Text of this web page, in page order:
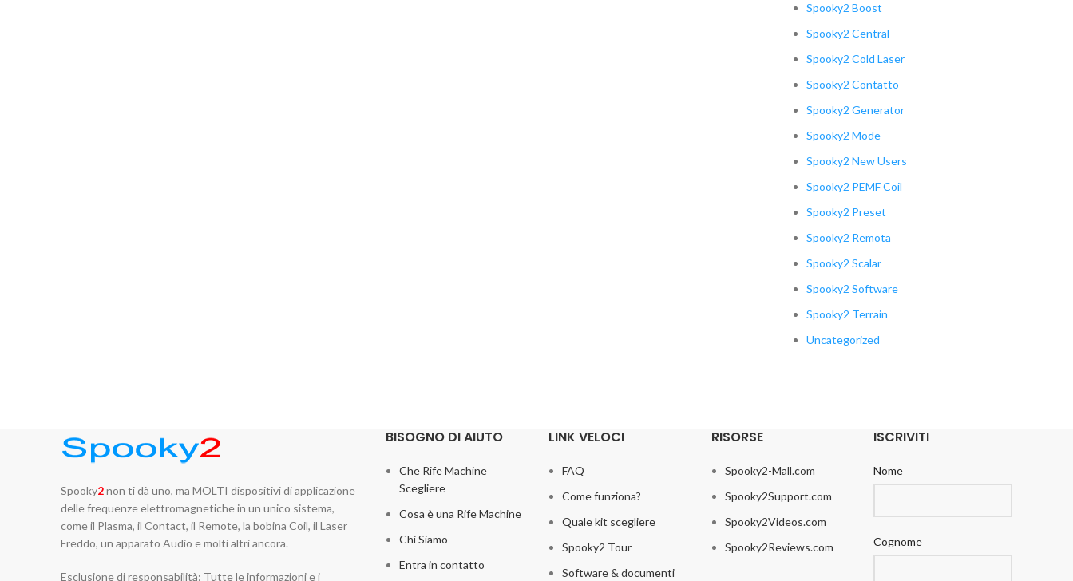
Spooky2 Boost
Spooky2 Central
Spooky2 Cold Laser
Spooky2 Contatto
Spooky2 Generator
Spooky2 Mode
Spooky2 New Users
Spooky2 PEMF Coil
Spooky2 Preset
Spooky2 Remota
Spooky2 Scalar
Spooky2 Software
Spooky2 Terrain
Uncategorized
Spooky2non ti dà uno, ma MOLTI dispositivi di applicazione
delle frequenze elettromagnetiche in un unico sistema,
come il Plasma, il Contact, il Remote, la bobina Coil, il Laser
Freddo, un apparato Audio e molti altri ancora.
Esclusione di responsabilità: Tutte le informazioni e i
BISOGNO DI AIUTO
Che Rife Machine
Scegliere
Cosa è una Rife Machine
Chi Siamo
Entra in contatto
LINK VELOCI
FAQ
Come funziona?
Quale kit scegliere
Spooky2 Tour
Software & documenti
RISORSE
Spooky2-Mall.com
Spooky2Support.com
Spooky2Videos.com
Spooky2Reviews.com
ISCRIVITI
Nome
Cognome